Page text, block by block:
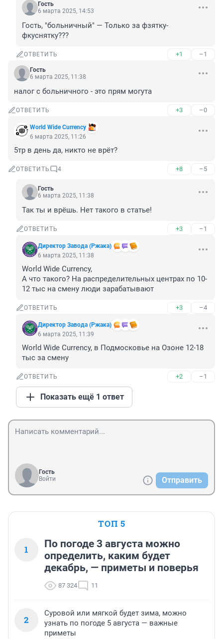
Гость
6 марта 2025, 14:53
Гость, "больничный" — Только за фзятку-
фкуснятку???
ОТВЕТИТЬ +1 –1
Гость
6 марта 2025, 11:38
налог с больничного - это прям могута
ОТВЕТИТЬ +3 –0
World Wide Currency
6 марта 2025, 11:26
5тр в день да, никто не врёт?
ОТВЕТИТЬ 4 +8 –5
Гость
6 марта 2025, 11:38
Так ты и врёшь. Нет такого в статье!
ОТВЕТИТЬ +3 –1
Директор Завода (Ржака)
6 марта 2025, 11:38
World Wide Currency,
А что такого? На распределительных центрах по 10-
12 тыс на смену люди зарабатывают
ОТВЕТИТЬ +3 –4
Директор Завода (Ржака)
6 марта 2025, 11:39
World Wide Currency, в Подмосковье на Озоне 12-18
тыс за смену
ОТВЕТИТЬ +2 –1
Показать ещё 1 ответ
Гость
Войти
Отправить
ТОП 5
1
По погоде 3 августа можно
определить, каким будет
декабрь, — приметы и поверья
87 324 11
2
Суровой или мягкой будет зима, можно
узнать по погоде 5 августа — важные
приметы